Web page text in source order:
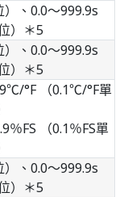
、0.0～999.9s
）＊5
、0.0～999.9s
）＊5
°F （0.1℃/°F單
％FS （0.1％FS單
、0.0～999.9s
）＊5